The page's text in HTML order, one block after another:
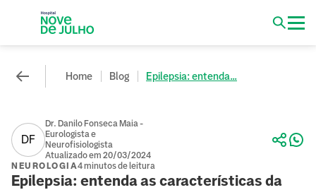
Home Blog Epilepsia: entenda...
DF
Dr. Danilo Fonseca Maia -
Eurologista e
Neurofisiologista
Atualizado em 20/03/2024
NEUROLOGIA4 minutos de leitura
Epilepsia: entenda as características da